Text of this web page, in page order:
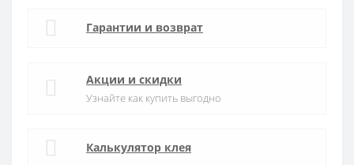
Гарантии и возврат
Акции и скидки
Узнайте как купить выгодно
Калькулятор клея